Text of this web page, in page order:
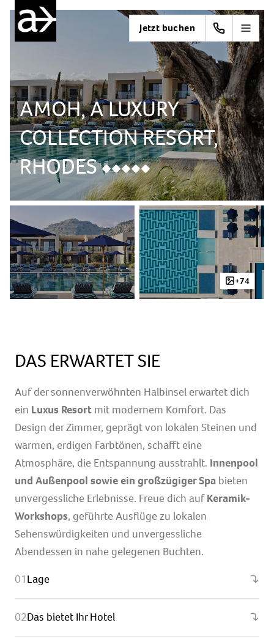
Jetzt buchen
AMOH, A LUXURY
COLLECTION RESORT,
RHODES
+74
DAS ERWARTET SIE
Auf der sonnenverwöhnten Halbinsel erwartet dich
ein Luxus Resort mit modernem Komfort. Das
Design der Zimmer, geprägt von lokalen Steinen und
warmen, erdigen Farbtönen, schafft eine
Atmosphäre, die Entspannung ausstrahlt. Innenpool
und Außenpool sowie ein großzügiger Spa bieten
unvergessliche Erlebnisse. Freue dich aufKeramik-
Workshops, geführte Ausflüge zu lokalen
Sehenswürdigkeiten und unvergessliche
Abendessen in nahe gelegenen Buchten.
Lage
Das bietet Ihr Hotel